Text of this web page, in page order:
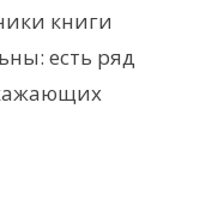
книги
есть ряд